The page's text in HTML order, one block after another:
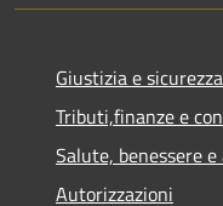
Giustizia e
Tributi,finanze e
Salute, benessere
Autorizzazioni